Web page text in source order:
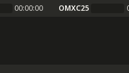
00:00:00 OMXC25